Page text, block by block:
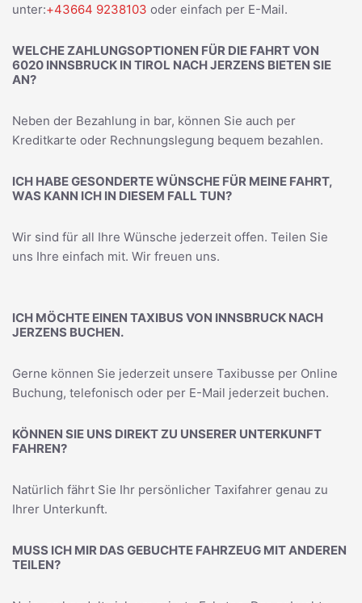
unter:+43664 9238103 oder einfach per E-Mail.
WELCHE ZAHLUNGSOPTIONEN FÜR DIE FAHRT VON
6020 INNSBRUCK IN TIROL NACH JERZENS BIETEN SIE
AN?
Neben der Bezahlung in bar, können Sie auch per
Kreditkarte oder Rechnungslegung bequem bezahlen.
ICH HABE GESONDERTE WÜNSCHE FÜR MEINE FAHRT,
WAS KANN ICH IN DIESEM FALL TUN?
Wir sind für all Ihre Wünsche jederzeit offen. Teilen Sie
uns Ihre einfach mit. Wir freuen uns.
ICH MÖCHTE EINEN TAXIBUS VON INNSBRUCK NACH
JERZENS BUCHEN.
Gerne können Sie jederzeit unsere Taxibusse per Online
Buchung, telefonisch oder per E-Mail jederzeit buchen.
KÖNNEN SIE UNS DIREKT ZU UNSERER UNTERKUNFT
FAHREN?
Natürlich fährt Sie Ihr persönlicher Taxifahrer genau zu
Ihrer Unterkunft.
MUSS ICH MIR DAS GEBUCHTE FAHRZEUG MIT ANDEREN
TEILEN?